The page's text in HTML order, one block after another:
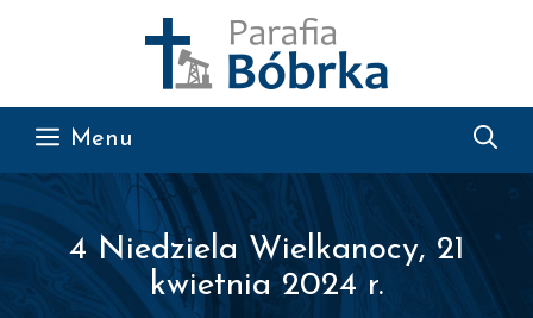
Menu
4 Niedziela Wielkanocy, 21
kwietnia 2024 r.